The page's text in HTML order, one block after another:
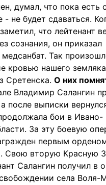
думал, что пока есть
не будет сдаваться.
что лейтенант
сознания, он приказал
медсанбат. Так
кровью нашего
Сретенска. О них
Владимир Салангин
после выписки
бои в Ивано-
За эту боевую
первым
Свою вторую Красную
Салангин получил в
села Воля-